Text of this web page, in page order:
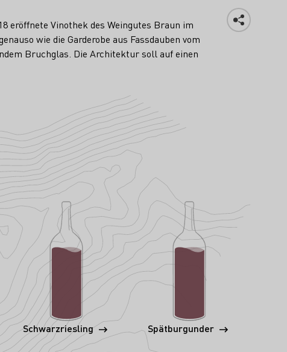
eröffnete Vinothek des Weingutes Braun im
wie die Garderobe aus Fassdauben vom
Bruchglas. Die Architektur soll auf einen
Schwarzriesling Spätburgunder